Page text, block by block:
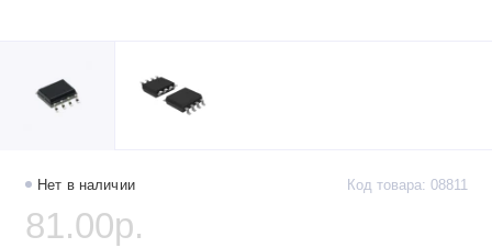
Стабилизаторы питания
Нет в наличии Код товара: 08811
81.00р.